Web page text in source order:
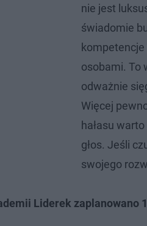
nie jest
świadomie
osobami. To
odważnie
Więcej
hałasu
głos. Jeśli
swojego
Liderek zaplanowano